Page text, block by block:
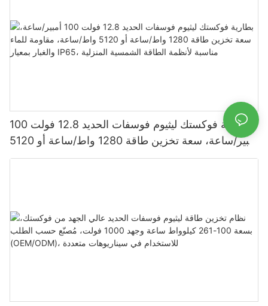
بطارية فوكستك ليثيوم فوسفات الحديد 12.8 فولت 100
أمبير/ساعة، سعة تخزين طاقة 1280 واط/ساعة أو 5120
واط/ساعة، مقاومة للماء والغبار بمعيار IP65، مناسبة